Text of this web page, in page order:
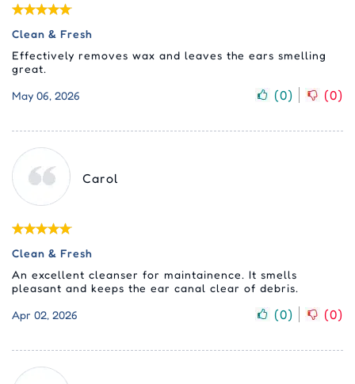
Clean & Fresh
Effectively removes wax and leaves the ears smelling
great.
May 06, 2026
(0) (0)
Carol
Clean & Fresh
An excellent cleanser for maintainence. It smells
pleasant and keeps the ear canal clear of debris.
Apr 02, 2026
(0) (0)